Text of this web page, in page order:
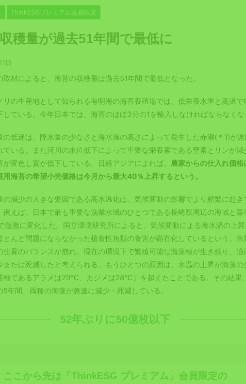
ThinkESGプレミアム会員限定
穫量が過去51年間で最低に
日
取材によると、海苔の収穫量は過去51年間で最低となった。
リの生産地として知られる有明海の海苔養殖場では、低栄養水準と高温で
している。今年日本では、海苔のほぼ3分の1を輸入しなければならなくな
の低迷は、降水量の少なさと海水温の高さによって発生した赤潮(＊1)が
ている。また河川の水位低下によって重要な栄養素である窒素とリンが減
が変色し質が低下している。日経アジアによれば、
農家からの仕入れ価
用海苔の希望小売価格は今月から最大40％上昇するという。
の減少の大きな要因である高水温化は、気候変動の影響でより頻繁に起き
例えば、日本で最も重要な漁業水域のひとつである長崎県周辺の海域と藻
急激に変化した。国立環境研究所によると、気候変動による海水温の上
とんど問題にならなかった植食性魚類の食害が顕在化しているという。魚
生育のバランスが崩れ、現在の環境下で繁殖可能な海藻種が生き残り、適
または死滅したと考えられる。もうひとつの原因は、水温の上昇が海藻の
種であるアラメは29℃、カジメは28℃）を超えたことである。その結果
5年間、両種の海藻が急速に減少・死滅している。
52年ぶりに50億枚以下
ここから先は「ThinkESG プレミアム」会員限定の